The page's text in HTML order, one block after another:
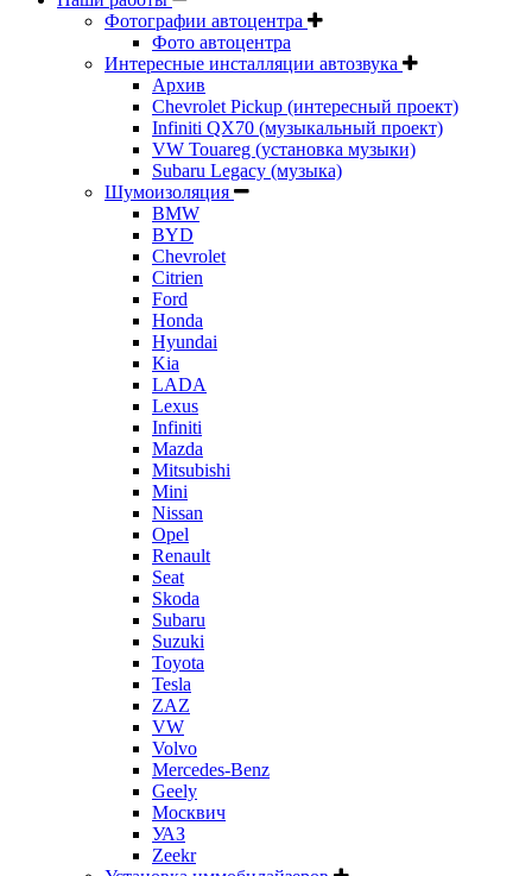
Фотографии автоцентра
Фото автоцентра
Интересные инсталляции автозвука
Архив
Chevrolet Pickup (интересный проект)
Infiniti QX70 (музыкальный проект)
VW Touareg (установка музыки)
Subaru Legacy (музыка)
Шумоизоляция
BMW
BYD
Chevrolet
Citrien
Ford
Honda
Hyundai
Kia
LADA
Lexus
Infiniti
Mazda
Mitsubishi
Mini
Nissan
Opel
Renault
Seat
Skoda
Subaru
Suzuki
Toyota
Tesla
ZAZ
VW
Volvo
Mercedes-Benz
Geely
Москвич
УАЗ
Zeekr